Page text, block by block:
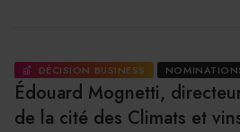
DÉCISION BUSINESS
Édouard Mognetti,
de la cité des Climats et